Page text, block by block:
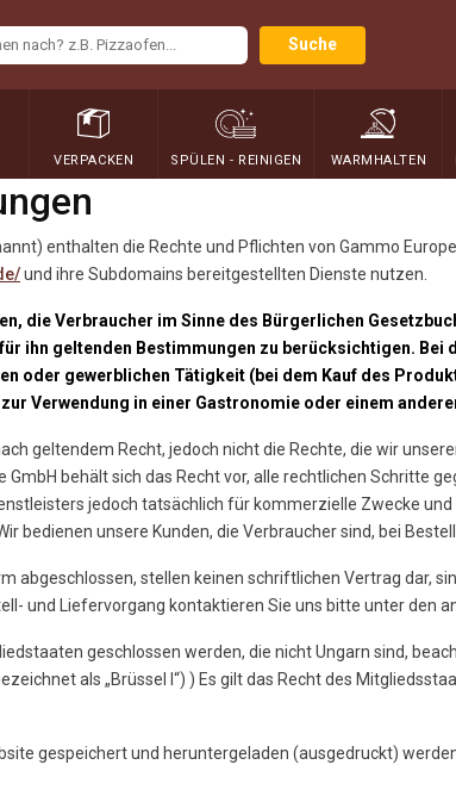
Suche
VERPACKEN SPÜLEN - REINIGEN WARMHALTEN
enthalten die Rechte und Pflichten von Gammo
und ihre Subdomains bereitgestellten Dienste nutzen.
die Verbraucher im Sinne des Bürgerlichen
ihn geltenden Bestimmungen zu berücksichtigen.
oder gewerblichen Tätigkeit (bei dem Kauf des
Verwendung in einer Gastronomie oder einem
geltendem Recht, jedoch nicht die Rechte, die wir
behält sich das Recht vor, alle rechtlichen Schritte
jedoch tatsächlich für kommerzielle Zwecke
bedienen unsere Kunden, die Verbraucher sind, bei
abgeschlossen, stellen keinen schriftlichen Vertrag dar,
und Liefervorgang kontaktieren Sie uns bitte unter den
geschlossen werden, die nicht Ungarn sind,
als „Brüssel I“) ) Es gilt das Recht des
gespeichert und heruntergeladen (ausgedruckt)